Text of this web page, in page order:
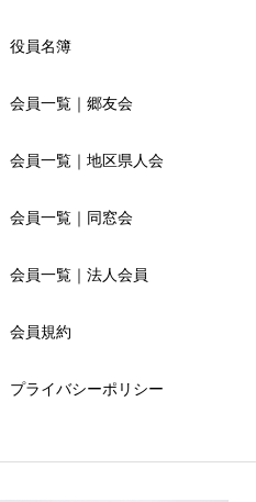
役員名簿
会員一覧｜郷友会
会員一覧｜地区県人会
会員一覧｜同窓会
会員一覧｜法人会員
会員規約
プライバシーポリシー